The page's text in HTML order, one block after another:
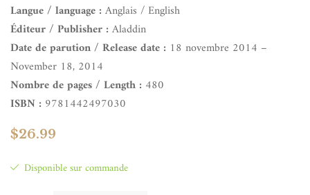
Langue / language :Anglais / English
Éditeur / Publisher :Aladdin
Date de parution / Release date : 18 novembre 2014 –
November 18, 2014
Nombre de pages / Length : 480
ISBN : 9781442497030
$26.99
Disponible sur commande